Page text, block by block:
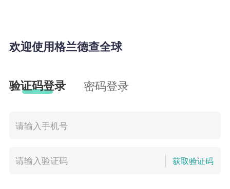
欢迎使用格兰德查全球
验证码登录 密码登录
获取验证码